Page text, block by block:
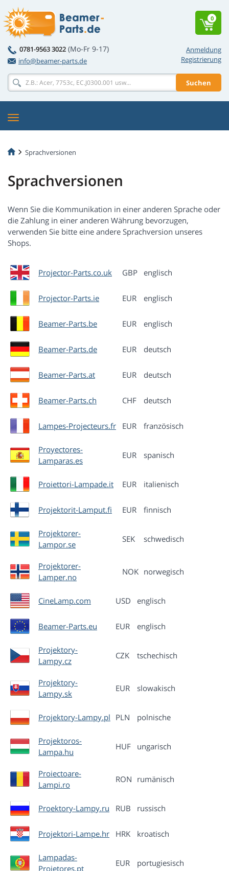
Anmeldung
Registrierung
0781-9563 3022 (Mo-Fr 9-17)
info@beamer-parts.de
Suchen
0
Sprachversionen
Sprachversionen
Wenn Sie die Kommunikation in einer anderen Sprache oder
die Zahlung in einer anderen Währung bevorzugen,
verwenden Sie bitte eine andere Sprachversion unseres
Shops.
Projector-Parts.co.uk GBP englisch
Projector-Parts.ie EUR englisch
Beamer-Parts.be EUR englisch
Beamer-Parts.de EUR deutsch
Beamer-Parts.at EUR deutsch
Beamer-Parts.ch CHF deutsch
Lampes-Projecteurs.fr EUR französisch
Proyectores-
Lamparas.es
EUR spanisch
Proiettori-Lampade.it EUR italienisch
Projektorit-Lamput.fi EUR finnisch
Projektorer-
Lampor.se
SEK schwedisch
Projektorer-
Lamper.no
NOK norwegisch
CineLamp.com USD englisch
Beamer-Parts.eu EUR englisch
Projektory-
Lampy.cz
CZK tschechisch
Projektory-
Lampy.sk
EUR slowakisch
Projektory-Lampy.pl PLN polnische
Projektoros-
Lampa.hu
HUF ungarisch
Proiectoare-
Lampi.ro
RON rumänisch
Proektory-Lampy.ru RUB russisch
Projektori-Lampe.hr HRK kroatisch
Lampadas-
Projetores.pt
EUR portugiesisch